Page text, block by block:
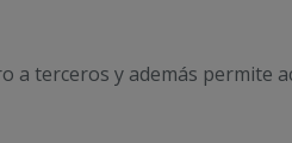
terceros y además permite